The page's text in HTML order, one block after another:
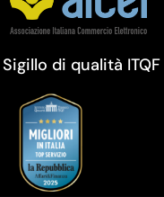
Sigillo di qualità ITQF